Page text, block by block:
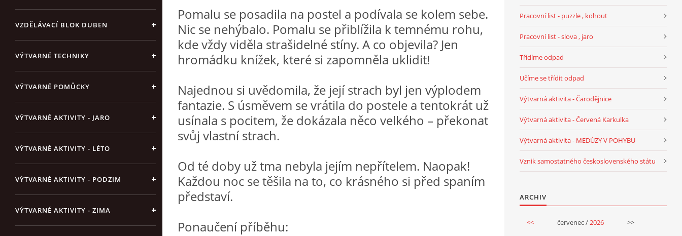
VZDĚLÁVACÍ BLOK DUBEN
VÝTVARNÉ TECHNIKY
VÝTVARNÉ POMŮCKY
VÝTVARNÉ AKTIVITY - JARO
VÝTVARNÉ AKTIVITY - LÉTO
VÝTVARNÉ AKTIVITY - PODZIM
VÝTVARNÉ AKTIVITY - ZIMA
Pomalu se posadila na postel a podívala se kolem sebe.
Nic se nehýbalo. Pomalu se přiblížila k temnému rohu,
kde vždy viděla strašidelné stíny. A co objevila? Jen
hromádku knížek, které si zapomněla uklidit!
Najednou si uvědomila, že její strach byl jen výplodem
fantazie. S úsměvem se vrátila do postele a tentokrát už
usínala s pocitem, že dokázala něco velkého – překonat
svůj vlastní strach.
Od té doby už tma nebyla jejím nepřítelem. Naopak!
Každou noc se těšila na to, co krásného si před spaním
představí.
Ponaučení příběhu:
Pracovní list - puzzle , kohout
Pracovní list - slova , jaro
Třídíme odpad
Učíme se třídit odpad
Výtvarná aktivita - Čarodějnice
Výtvarná aktivita - Červená Karkulka
Výtvarná aktivita - MEDÚZY V POHYBU
Vznik samostatného československého státu
ARCHIV
<< červenec / 2026 >>